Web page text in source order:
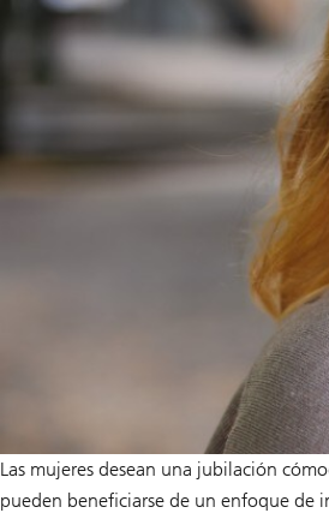
Las mujeres desean una jubilación
pueden beneficiarse de un enfoque de